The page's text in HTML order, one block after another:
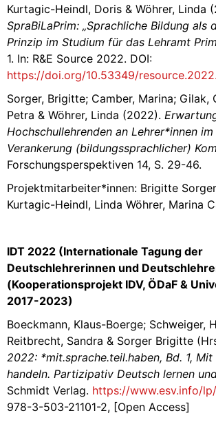
Kurtagic-Heindl, Doris & Wöhrer, Linda
SpraBiLaPrim: „Sprachliche Bildung als
Prinzip im Studium für das Lehramt
1. In: R&E Source 2022. DOI:
https://doi.org/10.53349/
Sorger, Brigitte; Camber, Marina; Gilak,
Petra & Wöhrer, Linda (2022).
Hochschullehrenden an Lehrer*innen
Verankerung (bildungssprachlicher)
Forschungsperspektiven 14, S. 29-46.
Projektmitarbeiter*innen: Brigitte
Kurtagic-Heindl, Linda Wöhrer, Marina
IDT 2022 (Internationale Tagung der
Deutschlehrerinnen und
(Kooperationsprojekt IDV, ÖDaF &
2017-2023)
Boeckmann, Klaus-Boerge; Schweiger,
Reitbrecht, Sandra & Sorger Brigitte
2022: *mit.sprache.teil.haben, Bd. 1, Mit
handeln. Partizipativ Deutsch lernen
Schmidt Verlag. https://www.esv.info/
978-3-503-21101-2, [Open Access]